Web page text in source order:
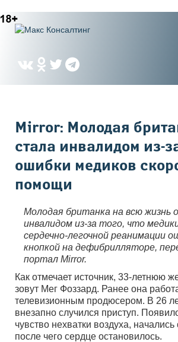
Вы здесь
Mirror: Молодая
стала инвалидом из-
ошибки медиков
помощи
Молодая британка на всю жизнь
инвалидом из-за того, что
сердечно-легочной реанимации
кнопкой на дефибрилляторе,
портал Mirror.
Как отмечает источник, 33-летнюю
зовут Мег Фоззард. Ранее она
телевизионным продюсером. В 26
внезапно случился приступ.
чувство нехватки воздуха, начались
после чего сердце остановилось.